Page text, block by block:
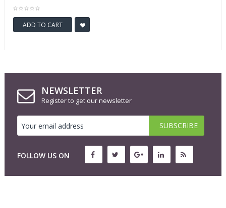
ADD TO CART
NEWSLETTER
Register to get our newsletter
FOLLOW US ON